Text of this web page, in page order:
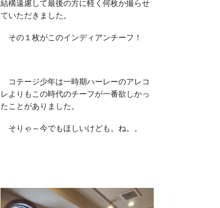
結構遠慮して最後の方に軽く何枚か撮らせ
ていただきました。
その１枚がこのインディアンチーフ！
コテージ少年は一時期ハーレーのアレコ
レよりもこの時代のチーフが一番欲しかっ
たことがありました。
そりゃ～今でもほしいけども。ね。。